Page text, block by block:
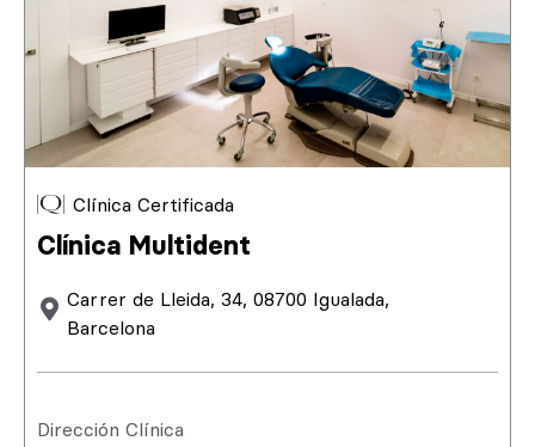
Clínica Certificada
Clínica Multident
Carrer de Lleida, 34, 08700 Igualada,
Barcelona
Dirección Clínica